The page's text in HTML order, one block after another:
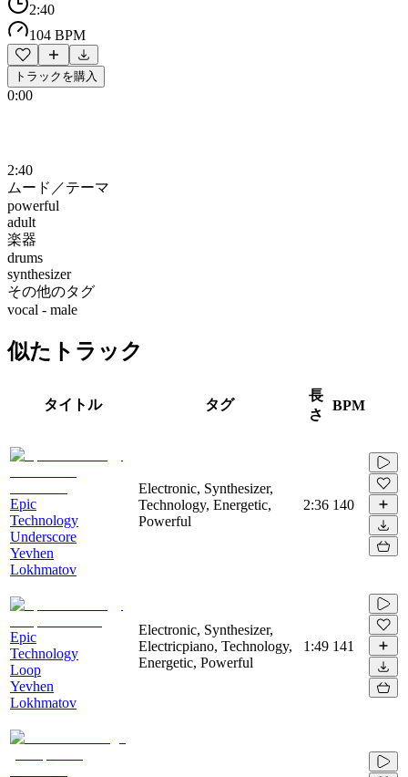
2:40
104 BPM
トラックを購入
0:00
2:40
ムード／テーマ
powerful
adult
楽器
drums
synthesizer
その他のタグ
vocal - male
似たトラック
タイトル タグ
長
さ
BPM
Epic
Technology
Underscore
Yevhen
Lokhmatov
Electronic, Synthesizer,
Technology, Energetic,
Powerful
2:36 140
Epic
Technology
Loop
Yevhen
Lokhmatov
Electronic, Synthesizer,
Electricpiano, Technology,
Energetic, Powerful
1:49 141